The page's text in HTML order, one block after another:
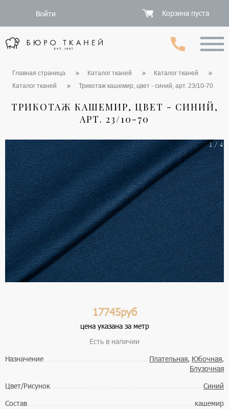
Войти Корзина пуста
Главная страница Каталог тканей
Каталог тканей
Каталог тканей
Трикотаж кашемир, цвет - синий, арт. 23/10-70
ТРИКОТАЖ КАШЕМИР, ЦВЕТ - СИНИЙ,
АРТ. 23/10-70
1 / 4
17745руб
цена указана за метр
Есть в наличии
Назначение
Плательная, Юбочная,
Блузочная
Цвет/Рисунок
Синий
Состав
кашемир